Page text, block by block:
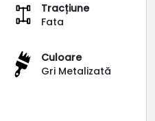
Tracțiune
Fata
Culoare
Gri Metalizată